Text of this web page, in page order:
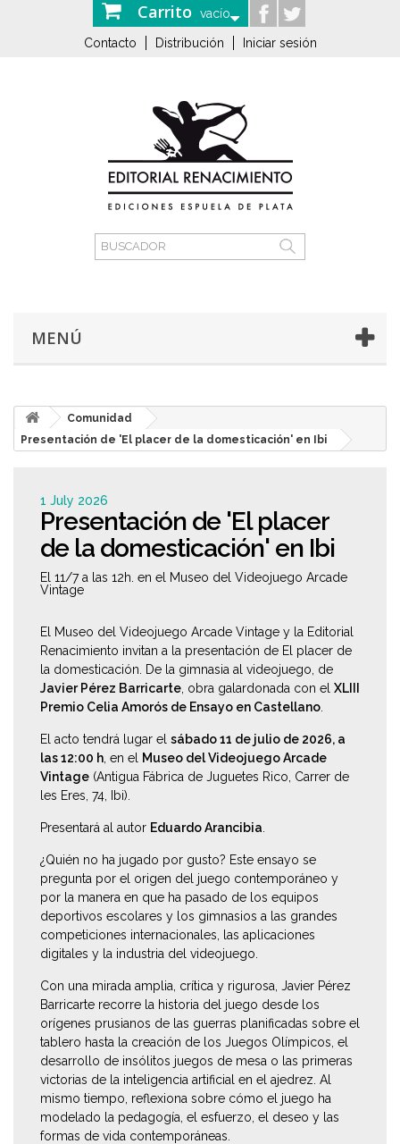
Carrito vacío
Contacto Distribución Iniciar sesión
MENÚ
Comunidad
Presentación de 'El placer de la domesticación' en Ibi
1 July 2026
Presentación de 'El placer
de la domesticación' en Ibi
El 11/7 a las 12h. en el Museo del Videojuego Arcade
Vintage
El Museo del Videojuego Arcade Vintage y la Editorial
Renacimiento invitan a la presentación de El placer de
la domesticación. De la gimnasia al videojuego , de
Javier Pérez Barricarte , obra galardonada con el XLIII
Premio Celia Amorós de Ensayo en Castellano
El acto tendrá lugar el sábado 11 de julio de 2026, a
las 12:00 h , en el
Museo del Videojuego Arcade
Vintage (Antigua Fábrica de Juguetes Rico, Carrer de
les Eres, 74, Ibi).
Presentará al autor Eduardo Arancibia
¿Quién no ha jugado por gusto? Este ensayo se
pregunta por el origen del juego contemporáneo y
por la manera en que ha pasado de los equipos
deportivos escolares y los gimnasios a las grandes
competiciones internacionales, las aplicaciones
digitales y la industria del videojuego.
Con una mirada amplia, crítica y rigurosa, Javier Pérez
Barricarte recorre la historia del juego desde los
orígenes prusianos de las guerras planificadas sobre el
tablero hasta la creación de los Juegos Olímpicos, el
desarrollo de insólitos juegos de mesa o las primeras
victorias de la inteligencia artificial en el ajedrez. Al
mismo tiempo, reflexiona sobre cómo el juego ha
modelado la pedagogía, el esfuerzo, el deseo y las
formas de vida contemporáneas.